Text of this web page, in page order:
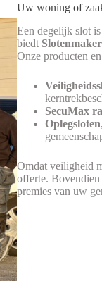
Uw woning of
Een degelijk slot
biedt
Onze producten
SecuMax
Oplegsloten,
Omdat veiligheid
offerte.
premies van uw